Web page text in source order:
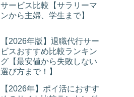
サービス比較【サラリーマ
ンから主婦、学生まで】
【2026年版】退職代行サー
ビスおすすめ比較ランキン
グ【最安値から失敗しない
選び方まで！】
【2026年】ポイ活におすす